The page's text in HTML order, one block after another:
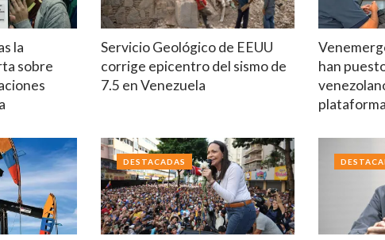
la
sobre
Servicio Geológico de EEUU
corrige epicentro del sismo de
7.5 en Venezuela
han
DESTACADAS